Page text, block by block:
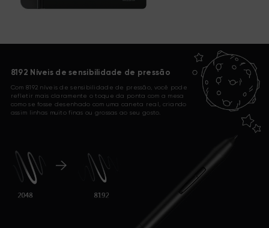
8192 Níveis de sensibilidade de pressão
Com 8192 níveis de sensibilidade de pressão, você pode
refletir mais claramente o toque da ponta com a mesa
como se fosse desenhado com uma caneta real, criando
assim linhas muito finas ou grossas ao seu gosto.